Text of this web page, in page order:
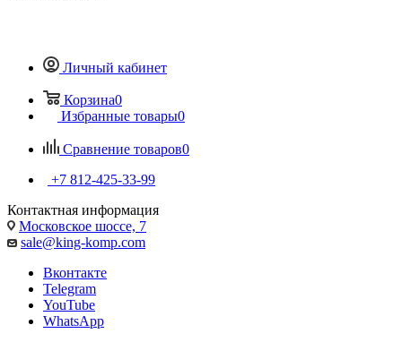
Личный кабинет
Корзина0
Избранные товары0
Сравнение товаров0
+7 812-425-33-99
Контактная информация
Московское шоссе, 7
sale@king-komp.com
Вконтакте
Telegram
YouTube
WhatsApp